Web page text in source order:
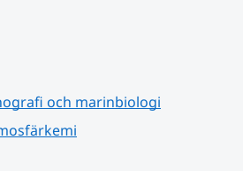
och marinbiologi